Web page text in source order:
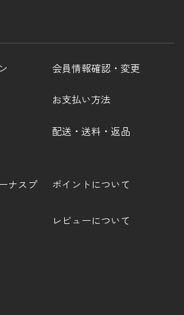
会員情報確認・変更
お支払い方法
配送・送料・返品
ナスプ
ポイントについて
レビューについて